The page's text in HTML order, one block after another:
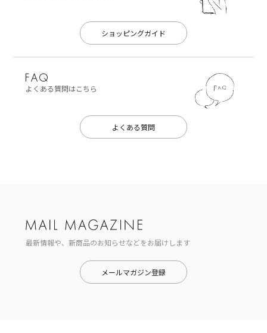
ショッピングガイド
よくある質問はこちら
よくある質問
最新情報や、新商品のお知らせなどをお届けします
メールマガジン登録